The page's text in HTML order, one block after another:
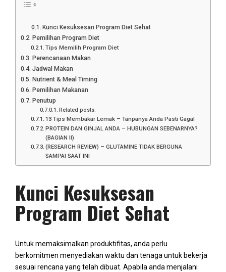
Kunci Kesuksesan Program Diet Sehat
Pemilihan Program Diet
Tips Memilih Program Diet
Perencanaan Makan
Jadwal Makan
Nutrient & Meal Timing
Pemilihan Makanan
Penutup
Related posts:
13 Tips Membakar Lemak – Tanpanya Anda Pasti Gagal
PROTEIN DAN GINJAL ANDA – HUBUNGAN SEBENARNYA?
(BAGIAN II)
(RESEARCH REVIEW) – GLUTAMINE TIDAK BERGUNA
SAMPAI SAAT INI
Kunci Kesuksesan
Program Diet Sehat
Untuk memaksimalkan produktifitas, anda perlu
berkomitmen menyediakan waktu dan tenaga untuk bekerja
sesuai rencana yang telah dibuat. Apabila anda menjalani